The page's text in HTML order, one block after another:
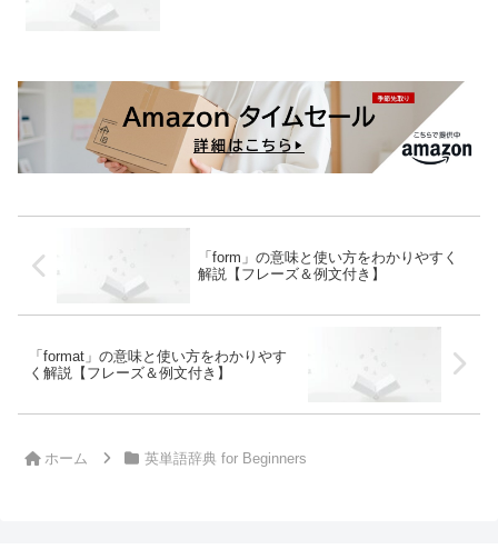
「form」の意味と使い方をわかりやすく
解説【フレーズ＆例文付き】
「format」の意味と使い方をわかりやす
く解説【フレーズ＆例文付き】
ホーム 英単語辞典 for Beginners